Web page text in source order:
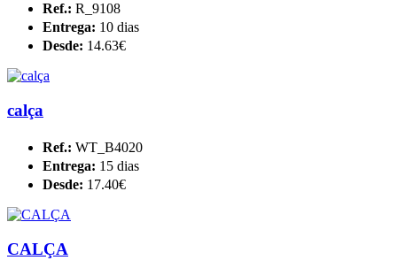
Ref.: R_9108
Entrega: 10 dias
Desde: 14.63€
calça
Ref.: WT_B4020
Entrega: 15 dias
Desde: 17.40€
CALÇA